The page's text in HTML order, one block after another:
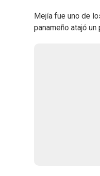
Mejía fue uno de
panameño atajó